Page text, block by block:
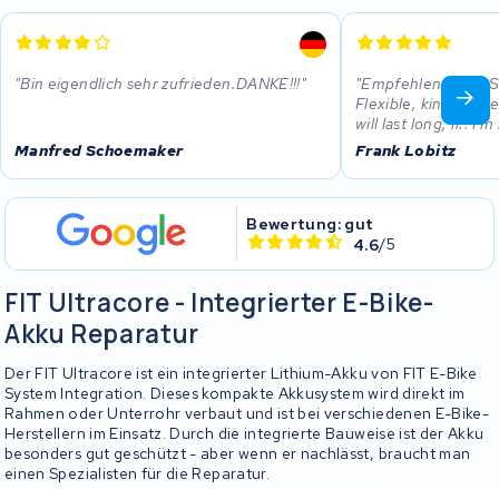
Bin eigendlich sehr zufrieden.DANKE!!!
Manfred Schoemaker
Empfehlenswert!
Flexible, kind...
will last long, if.. I'm
Frank Lobitz
Bewertung: gut
4.6/5
FIT Ultracore - Integrierter E-Bike-
Akku Reparatur
Der FIT Ultracore ist ein integrierter Lithium-Akku von FIT E-Bike
System Integration. Dieses kompakte Akkusystem wird direkt im
Rahmen oder Unterrohr verbaut und ist bei verschiedenen E-Bike-
Herstellern im Einsatz. Durch die integrierte Bauweise ist der Akku
besonders gut geschützt - aber wenn er nachlässt, braucht man
einen Spezialisten für die Reparatur.